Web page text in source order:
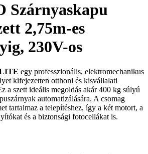
Szárnyaskapu
2,75m-es
230V-os
egy professzionális, elektromechanikus
kifejezetten otthoni és kisvállalati
a szett ideális megoldás akár 400 kg súlyú
automatizálására. A csomag
tartalmaz a telepítéshez, így a két motort, a
és a biztonsági fotocellákat is.